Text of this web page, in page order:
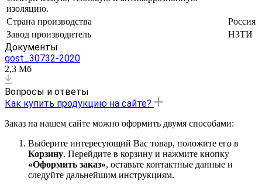
изоляцию.
Страна производства
Россия
Завод производитель
НЗТИ
Документы
gost_30732-2020
2,3 Мб
Вопросы и ответы
Как купить продукцию на сайте?
Заказ на нашем сайте можно оформить двумя способами:
Выберите интересующий Вас товар, положите его в
Корзину. Перейдите в корзину и нажмите кнопку
«Оформить заказ», оставьте контактные данные и
следуйте дальнейшим инструкциям.